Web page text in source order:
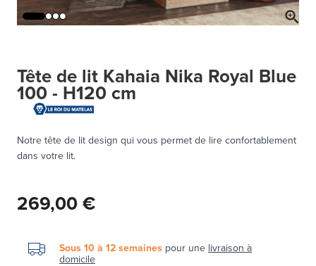
Tête de lit Kahaia Nika Royal Blue
100 - H120 cm
Notre tête de lit design qui vous permet de lire confortablement
dans votre lit.
269,00 €
Sous 10 à 12 semaines pour une livraison à
domicile